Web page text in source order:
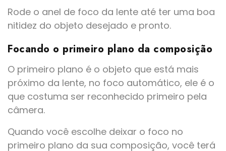
Rode o anel de foco da lente até ter uma boa
nitidez do objeto desejado e pronto.
Focando o primeiro plano da composição
O primeiro plano é o objeto que está mais
próximo da lente, no foco automático, ele é o
que costuma ser reconhecido primeiro pela
câmera.
Quando você escolhe deixar o foco no
primeiro plano da sua composição, você terá